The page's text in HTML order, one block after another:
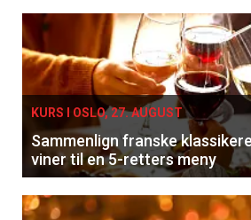
KURS I OSLO, 27. AUGUST
Sammenlign franske
viner til en 5-retters meny